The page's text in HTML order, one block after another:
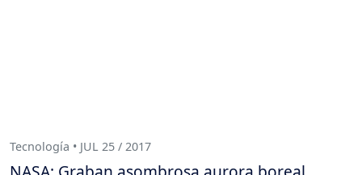
Tecnología • JUL 25 / 2017